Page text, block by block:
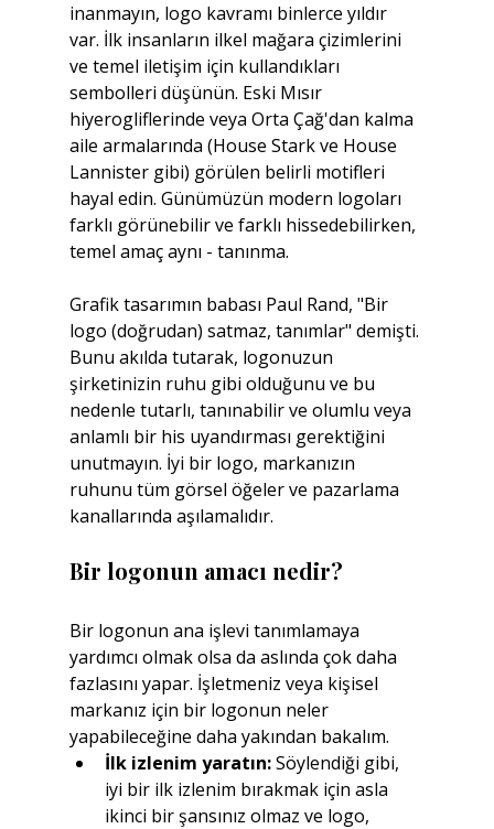
inanmayın, logo kavramı binlerce yıldır
var. İlk insanların ilkel mağara çizimlerini
ve temel iletişim için kullandıkları
sembolleri düşünün. Eski Mısır
hiyerogliflerinde veya Orta Çağ'dan kalma
aile armalarında (House Stark ve House
Lannister gibi) görülen belirli motifleri
hayal edin. Günümüzün modern logoları
farklı görünebilir ve farklı hissedebilirken,
temel amaç aynı - tanınma.
Grafik tasarımın babası Paul Rand, "Bir
logo (doğrudan) satmaz, tanımlar" demişti.
Bunu akılda tutarak, logonuzun
şirketinizin ruhu gibi olduğunu ve bu
nedenle tutarlı, tanınabilir ve olumlu veya
anlamlı bir his uyandırması gerektiğini
unutmayın. İyi bir logo, markanızın
ruhunu tüm görsel öğeler ve pazarlama
kanallarında aşılamalıdır.
Bir logonun amacı nedir?
Bir logonun ana işlevi tanımlamaya
yardımcı olmak olsa da aslında çok daha
fazlasını yapar. İşletmeniz veya kişisel
markanız için bir logonun neler
yapabileceğine daha yakından bakalım.
İlk izlenim yaratın: Söylendiği gibi,
iyi bir ilk izlenim bırakmak için asla
ikinci bir şansınız olmaz ve logo,